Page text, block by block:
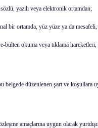
yazılı veya elektronik ortamdan;
ortamda, yüz yüze ya da mesafeli,
okuma veya tıklama hareketleri,
düzenlenen şart ve koşullara
amaçlarına uygun olarak